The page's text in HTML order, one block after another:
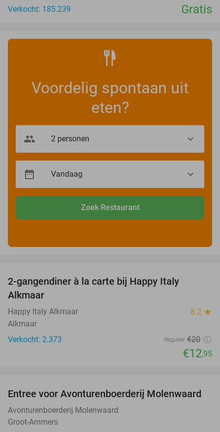
Verkocht: 185.239
Gratis
Voordelig spontaan uit
eten?
Zoek Restaurant
2-gangendiner à la carte bij Happy Italy
Alkmaar
Happy Italy Alkmaar 8.2 star
Alkmaar
Verkocht: 2.373
Regulier €20
€12,95
27%
Entree voor Avonturenboerderij Molenwaard
Avonturenboerderij Molenwaard
Groot-Ammers